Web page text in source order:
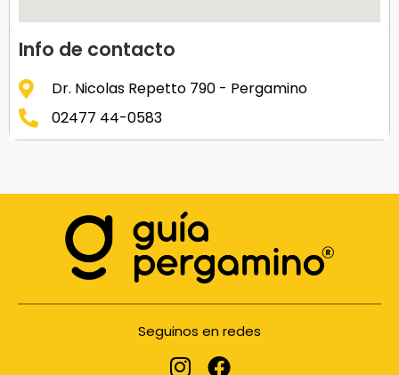
Info de contacto
Dr. Nicolas Repetto 790 - Pergamino
02477 44-0583
Seguinos en redes